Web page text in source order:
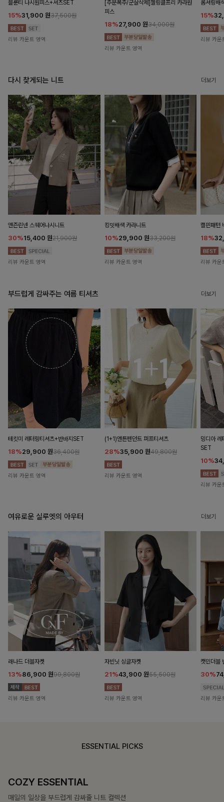
블룬티 나시원피스+셔츠SET
15%31,900 원37,500원
리뷰 카운트 영역
[주문폭주/군살삭제]젤링클프리 카라원
피스
18%27,900 원34,000원
리뷰 카운트 영역
롬셔링배
15%
리뷰 카운
다시 찾게되는 니트 더보기
앤즌린넨 스퀘어나시니트
30%15,400 원21,900원
리뷰 카운트 영역
킹밋배색 카라니트
10%29,900 원33,200원
리뷰 카운트 영역
캘핀패턴
18%
리뷰 카운
부드럽게 감싸주는 여름 티셔츠 더보기
테킷미 레터링티셔츠+반바지SET
18%29,900 원36,400원
리뷰 카운트 영역
(1+1)앤튼펜던트 퍼프티셔츠
28%35,900 원49,800원
리뷰 카운트 영역
밍디아 레
SET
10%
리뷰 카운
여유로운 실루엣의 아우터 더보기
래나드 더블자켓
13%86,900 원99,800원
리뷰 카운트 영역
자빈닛 싱글자켓
21%43,900 원55,500원
리뷰 카운트 영역
캣민더블
30%
리뷰 카운
ESSENTIAL PICKS
COZY ESSENTIAL
매일의 일상을 부드럽게 감싸줄 니트 컬렉션